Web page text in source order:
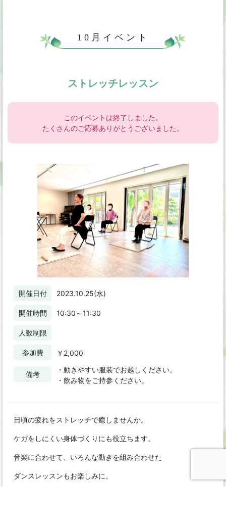
10月イベント
ストレッチレッスン
このイベントは終了しました。
たくさんのご応募ありがとうございました。
開催日付 2023.10.25(水)
開催時間 10:30～11:30
人数制限
参加費 ￥2,000
備考
・動きやすい服装でお越しください。
・飲み物をご持参ください。
日頃の疲れをストレッチで癒しませんか。
ケガをしにくい身体づくりにも役立ちます。
音楽に合わせて、いろんな動きを組み合わせた
ダンスレッスンもお楽しみに。